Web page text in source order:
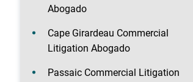
Abogado
Cape Girardeau Commercial
Litigation Abogado
Passaic Commercial Litigation